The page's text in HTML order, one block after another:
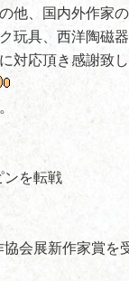
他、国内外作家
玩具、西洋陶磁
対応頂き感謝致し
を転戦
会展新作家賞を